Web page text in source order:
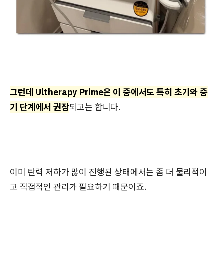
그런데 Ultherapy Prime은 이 중에서도 특히 초기와 중
기 단계에서 권장되고는 합니다.
이미 탄력 저하가 많이 진행된 상태에서는 좀 더 물리적이
고 직접적인 관리가 필요하기 때문이죠.